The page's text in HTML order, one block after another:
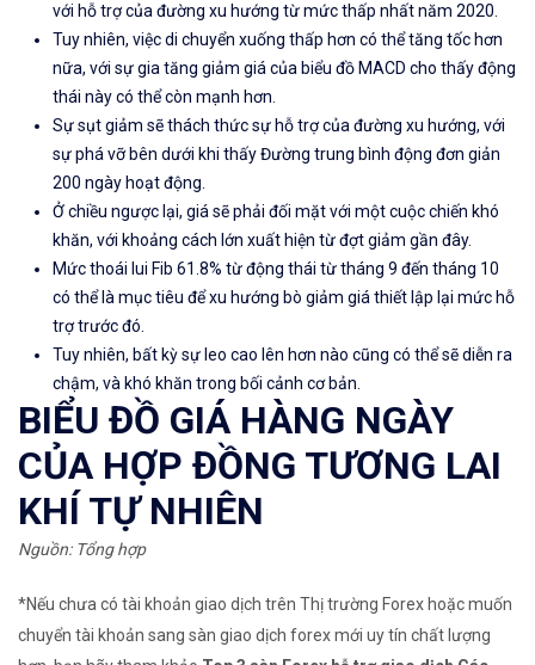
với hỗ trợ của đường xu hướng từ mức thấp nhất năm 2020.
Tuy nhiên, việc di chuyển xuống thấp hơn có thể tăng tốc hơn
nữa, với sự gia tăng giảm giá của biểu đồ MACD cho thấy động
thái này có thể còn mạnh hơn.
Sự sụt giảm sẽ thách thức sự hỗ trợ của đường xu hướng, với
sự phá vỡ bên dưới khi thấy Đường trung bình động đơn giản
200 ngày hoạt động.
Ở chiều ngược lại, giá sẽ phải đối mặt với một cuộc chiến khó
khăn, với khoảng cách lớn xuất hiện từ đợt giảm gần đây.
Mức thoái lui Fib 61.8% từ động thái từ tháng 9 đến tháng 10
có thể là mục tiêu để xu hướng bò giảm giá thiết lập lại mức hỗ
trợ trước đó.
Tuy nhiên, bất kỳ sự leo cao lên hơn nào cũng có thể sẽ diễn ra
chậm, và khó khăn trong bối cảnh cơ bản.
BIỂU ĐỒ GIÁ HÀNG NGÀY
CỦA HỢP ĐỒNG TƯƠNG LAI
KHÍ TỰ NHIÊN
Nguồn: Tổng hợp
*Nếu chưa có tài khoản giao dịch trên Thị trường Forex hoặc muốn
chuyển tài khoản sang sàn giao dịch forex mới uy tín chất lượng